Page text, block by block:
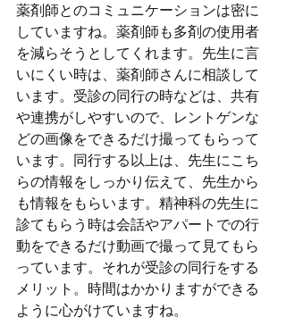
薬剤師とのコミュニケーションは密に
していますね。薬剤師も多剤の使用者
を減らそうとしてくれます。先生に言
いにくい時は、薬剤師さんに相談して
います。受診の同行の時などは、共有
や連携がしやすいので、レントゲンな
どの画像をできるだけ撮ってもらって
います。同行する以上は、先生にこち
らの情報をしっかり伝えて、先生から
も情報をもらいます。精神科の先生に
診てもらう時は会話やアパートでの行
動をできるだけ動画で撮って見てもら
っています。それが受診の同行をする
メリット。時間はかかりますができる
ように心がけていますね。